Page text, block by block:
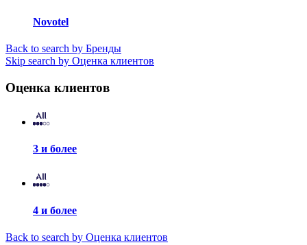
Novotel
Back to search by Бренды
Skip search by Оценка клиентов
Оценка клиентов
3 и более
4 и более
Back to search by Оценка клиентов